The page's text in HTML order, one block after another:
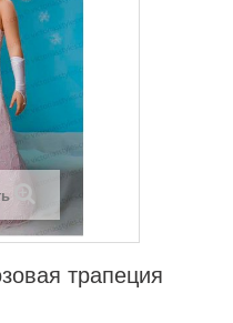
трапеция